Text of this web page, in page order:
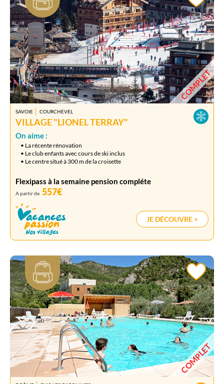
COMPLET
SAVOIE COURCHEVEL
VILLAGE "LIONEL TERRAY"
On aime :
• La récente rénovation
• Le club enfants avec cours de ski inclus
• Le centre situé à 300 m de la croisette
Flexipass à la semaine pension compléte
A partir de 557€
JE DÉCOUVRE >
COMPLET